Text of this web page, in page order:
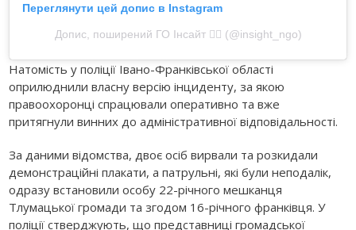
Переглянути цей допис в Instagram
Допис, поширений ГО Інсайт 🏳️‍🌈 (@insight_ngo)
Натомість у поліції Івано-Франківської області
оприлюднили власну версію інциденту, за якою
правоохоронці спрацювали оперативно та вже
притягнули винних до адміністративної відповідальності.
За даними відомства, двоє осіб вирвали та розкидали
демонстраційні плакати, а патрульні, які були неподалік,
одразу встановили особу 22-річного мешканця
Тлумацької громади та згодом 16-річного франківця. У
поліції стверджують, що представниці громадської